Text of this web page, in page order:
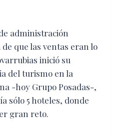
administración
que las ventas eran lo
inició su
del turismo en la
-hoy Grupo Posadas-,
sólo 5 hoteles, donde
gran reto.